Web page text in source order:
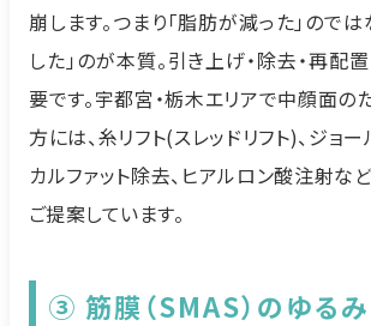
崩します。つまり「脂肪が減った」ので
した」のが本質。引き上げ・除去・再配
要です。宇都宮・栃木エリアで中顔面の
方には、糸リフト(スレッドリフト)、ジョ
カルファット除去、ヒアルロン酸注射な
ご提案しています。
③ 筋膜（SMAS）のゆるみ